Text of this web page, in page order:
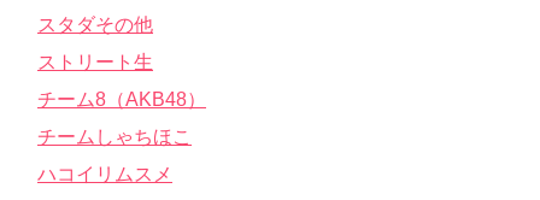
スタダその他
ストリート生
チーム8（AKB48）
チームしゃちほこ
ハコイリムスメ